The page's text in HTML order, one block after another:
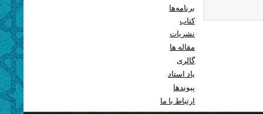
برنامه‌ها
کتاب
نشریات
مقاله ها
گالری
یاد استاد
پيوندها
ارتباط با ما